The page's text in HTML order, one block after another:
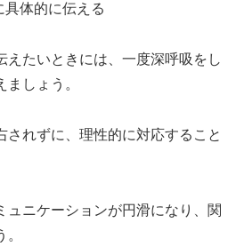
体的に伝える
えたいときには、一度深呼吸をし
しょう。
されずに、理性的に対応すること
ュニケーションが円滑になり、関